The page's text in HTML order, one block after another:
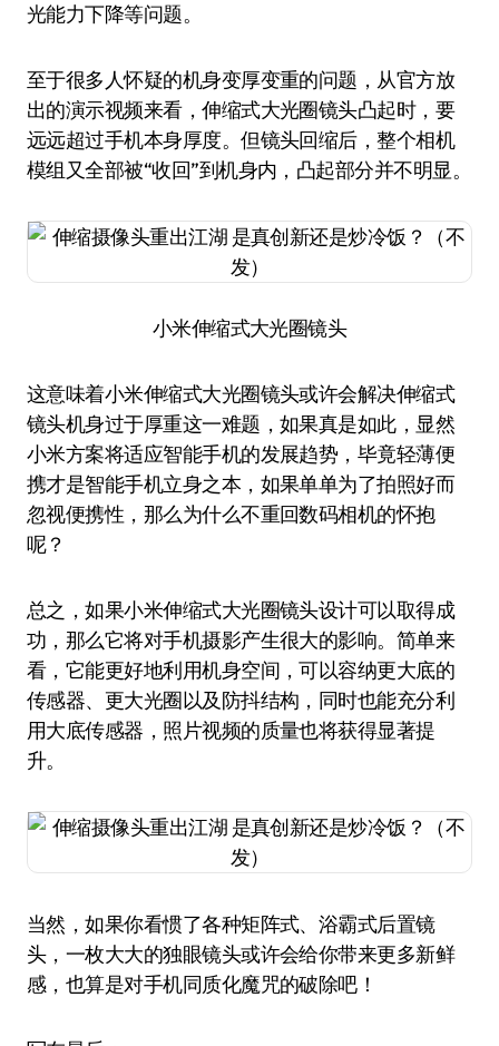
光能力下降等问题。
至于很多人怀疑的机身变厚变重的问题，从官方放
出的演示视频来看，伸缩式大光圈镜头凸起时，要
远远超过手机本身厚度。但镜头回缩后，整个相机
模组又全部被“收回”到机身内，凸起部分并不明显。
小米伸缩式大光圈镜头
这意味着小米伸缩式大光圈镜头或许会解决伸缩式
镜头机身过于厚重这一难题，如果真是如此，显然
小米方案将适应智能手机的发展趋势，毕竟轻薄便
携才是智能手机立身之本，如果单单为了拍照好而
忽视便携性，那么为什么不重回数码相机的怀抱
呢？
总之，如果小米伸缩式大光圈镜头设计可以取得成
功，那么它将对手机摄影产生很大的影响。简单来
看，它能更好地利用机身空间，可以容纳更大底的
传感器、更大光圈以及防抖结构，同时也能充分利
用大底传感器，照片视频的质量也将获得显著提
升。
当然，如果你看惯了各种矩阵式、浴霸式后置镜
头，一枚大大的独眼镜头或许会给你带来更多新鲜
感，也算是对手机同质化魔咒的破除吧！